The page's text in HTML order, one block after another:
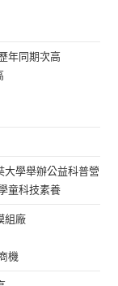
年同期次高
大學舉辦公益科普營
童科技素養
組廠
機